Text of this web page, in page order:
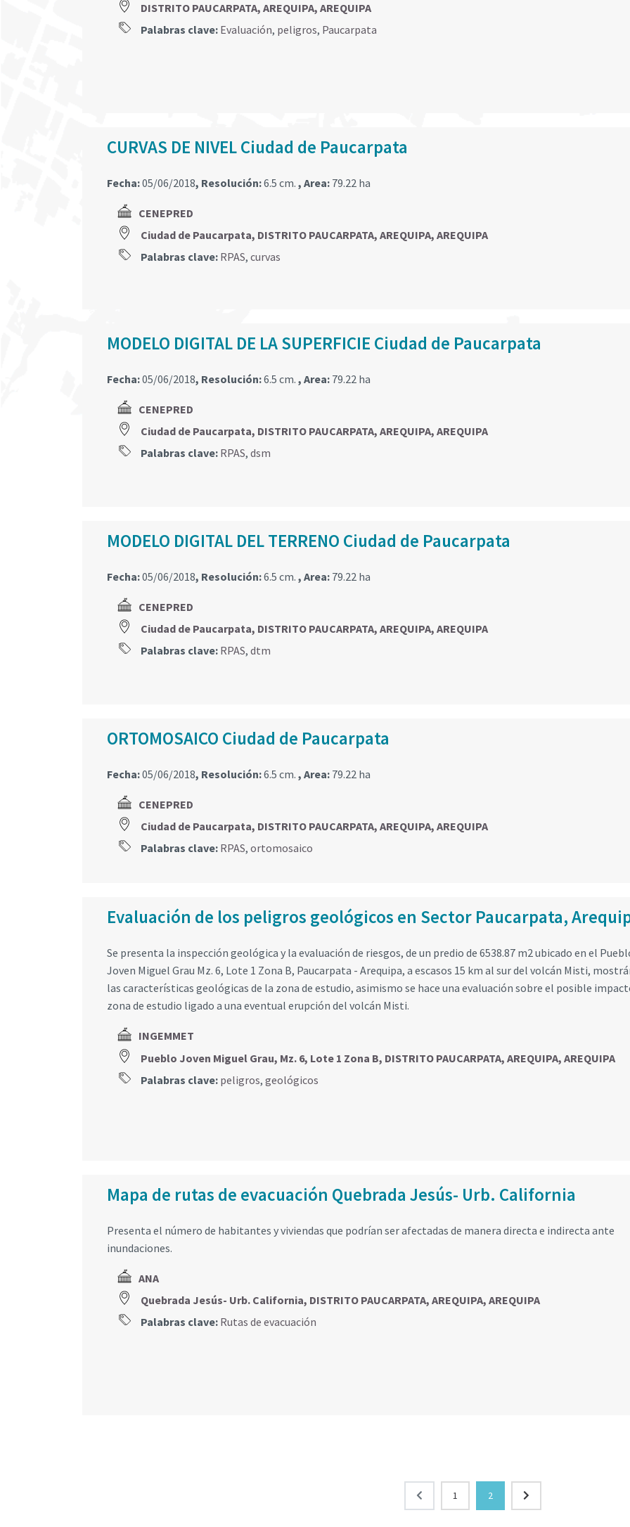
DISTRITO PAUCARPATA, AREQUIPA, AREQUIPA
Palabras clave: Evaluación, peligros, Paucarpata
CURVAS DE NIVEL Ciudad de Paucarpata
Fecha:05/06/2018, Resolución:6.5 cm. , Area: 79.22 ha
CENEPRED
Ciudad de Paucarpata, DISTRITO PAUCARPATA, AREQUIPA, AREQUIPA
Palabras clave: RPAS, curvas
MODELO DIGITAL DE LA SUPERFICIE Ciudad de Paucarpata
Fecha:05/06/2018, Resolución:6.5 cm. , Area: 79.22 ha
CENEPRED
Ciudad de Paucarpata, DISTRITO PAUCARPATA, AREQUIPA, AREQUIPA
Palabras clave: RPAS, dsm
MODELO DIGITAL DEL TERRENO Ciudad de Paucarpata
Fecha:05/06/2018, Resolución:6.5 cm. , Area: 79.22 ha
CENEPRED
Ciudad de Paucarpata, DISTRITO PAUCARPATA, AREQUIPA, AREQUIPA
Palabras clave: RPAS, dtm
ORTOMOSAICO Ciudad de Paucarpata
Fecha:05/06/2018, Resolución:6.5 cm. , Area: 79.22 ha
CENEPRED
Ciudad de Paucarpata, DISTRITO PAUCARPATA, AREQUIPA, AREQUIPA
Palabras clave: RPAS, ortomosaico
Evaluación de los peligros geológicos en Sector Paucarpata,
Se presenta la inspección geológica y la evaluación de riesgos, de un predio de 6538.87 m2 ubicado en el
Joven Miguel Grau Mz. 6, Lote 1 Zona B, Paucarpata - Arequipa, a escasos 15 km al sur del volcán Misti,
las características geológicas de la zona de estudio, asimismo se hace una evaluación sobre el posible
zona de estudio ligado a una eventual erupción del volcán Misti.
INGEMMET
Pueblo Joven Miguel Grau, Mz. 6, Lote 1 Zona B, DISTRITO PAUCARPATA, AREQUIPA, AREQUIPA
Palabras clave: peligros, geológicos
Mapa de rutas de evacuación Quebrada Jesús- Urb. California
Presenta el número de habitantes y viviendas que podrían ser afectadas de manera directa e indirecta ante
inundaciones.
ANA
Quebrada Jesús- Urb. California, DISTRITO PAUCARPATA, AREQUIPA, AREQUIPA
Palabras clave: Rutas de evacuación
1 2